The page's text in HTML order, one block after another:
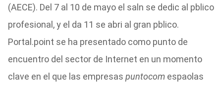
(AECE). Del 7 al 10 de mayo el saln se dedic al pblico
profesional, y el da 11 se abri al gran pblico.
Portal.point se ha presentado como punto de
encuentro del sector de Internet en un momento
clave en el que las empresas puntocomespaolas